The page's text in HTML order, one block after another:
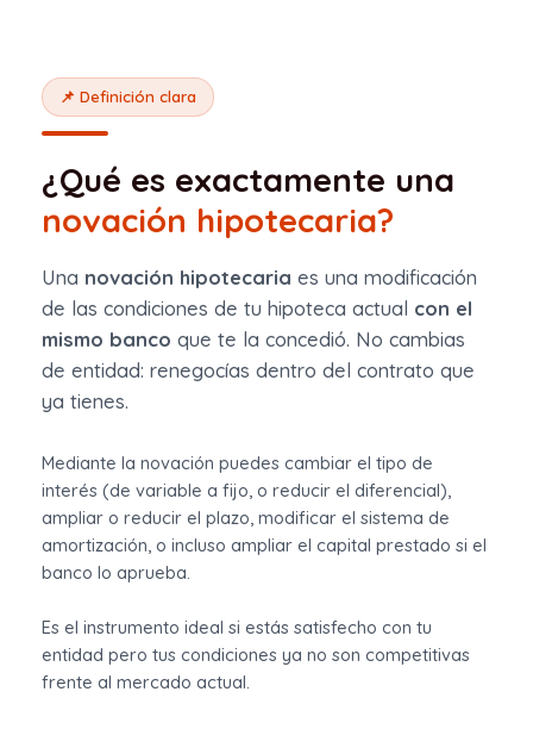
📌 Definición clara
¿Qué es exactamente una
novación hipotecaria?
Una novación hipotecaria es una modificación
de las condiciones de tu hipoteca actual con el
mismo banco que te la concedió. No cambias
de entidad: renegocías dentro del contrato que
ya tienes.
Mediante la novación puedes cambiar el tipo de
interés (de variable a fijo, o reducir el diferencial),
ampliar o reducir el plazo, modificar el sistema de
amortización, o incluso ampliar el capital prestado si el
banco lo aprueba.
Es el instrumento ideal si estás satisfecho con tu
entidad pero tus condiciones ya no son competitivas
frente al mercado actual.